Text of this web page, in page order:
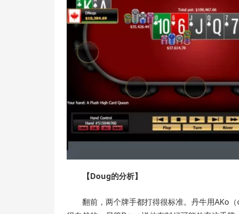
【Doug的分析】
翻前，两个牌手都打得很标准。丹牛用AKo